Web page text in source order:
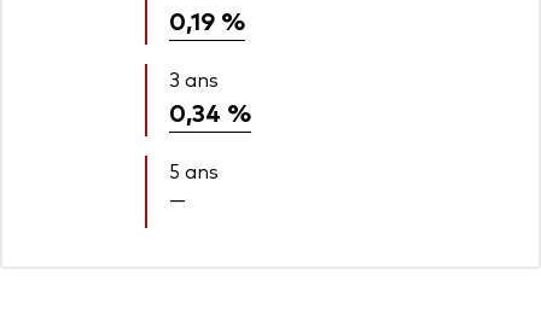
0,19 %
3 ans
0,34 %
5 ans
—